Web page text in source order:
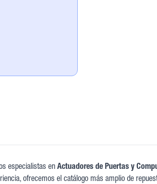
especialistas enActuadores de Puertas y
ofrecemos el catálogo más amplio de